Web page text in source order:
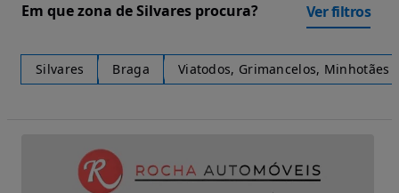
Em que zona de Silvares procura? Ver filtros
Silvares Braga Viatodos, Grimancelos, Minhotães